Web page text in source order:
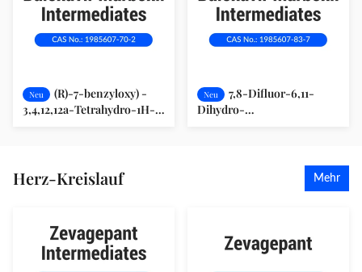
Neu
(R)-7-benzyloxy) -
3,4,12,12a-Tetrahydro-1H-
Neu
7,8-Difluor-6,11-
Dihydro-
Herz-Kreislauf Mehr